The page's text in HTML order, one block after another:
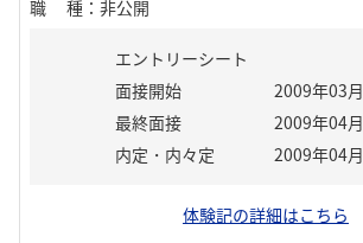
職種 ： 非公開
エントリーシート
面接開始
2009年03月
最終面接
2009年04月
内定・内々定
2009年04月
体験記の詳細はこちら